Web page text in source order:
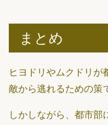
まとめ
ヒヨドリやムクドリが
敵から逃れるための策
しかしながら、都市部